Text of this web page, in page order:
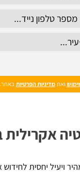
ואתמדיניות הפרטיותבאתר.
אקרילית
ויעיל יחסית לחידוש